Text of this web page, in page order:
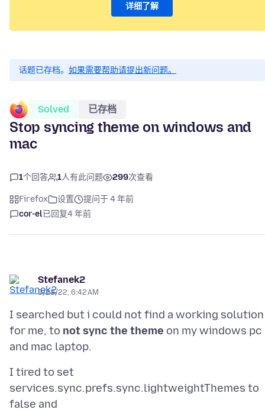
详细了解
话题已存档。 如果需要帮助请提出新问题。
Solved 已存档
Stop syncing theme on windows and
mac
1个回答 1人有此问题 299次查看
Firefox 设置
提问于 4 年前
cor-el已回复4 年前
Stefanek2
3/23/22, 6:42 AM
I searched but i could not find a working solution
for me, to not sync the theme on my windows pc
I tired to set
services.sync.prefs.sync.lightweightThemes to
false and